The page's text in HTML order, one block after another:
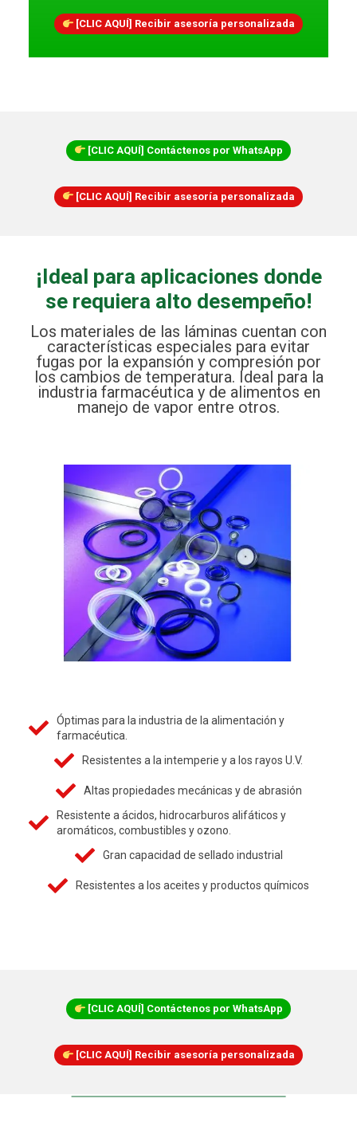
[CLIC AQUÍ] Recibir asesoría personalizada
[CLIC AQUÍ] Contáctenos por WhatsApp
[CLIC AQUÍ] Recibir asesoría personalizada
¡Ideal para aplicaciones donde
se requiera alto desempeño!
Los materiales de las láminas cuentan con
características especiales para evitar
fugas por la expansión y compresión por
los cambios de temperatura. Ideal para la
industria farmacéutica y de alimentos en
manejo de vapor entre otros.
Óptimas para la industria de la alimentación y
farmacéutica.
Resistentes a la intemperie y a los rayos U.V.
Altas propiedades mecánicas y de abrasión
Resistente a ácidos, hidrocarburos alifáticos y
aromáticos, combustibles y ozono.
Gran capacidad de sellado industrial
Resistentes a los aceites y productos químicos
[CLIC AQUÍ] Contáctenos por WhatsApp
[CLIC AQUÍ] Recibir asesoría personalizada